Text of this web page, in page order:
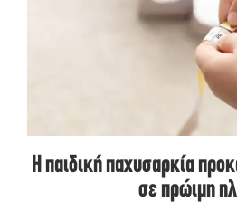
Η παιδική παχυσαρκία
σε πρώιμη